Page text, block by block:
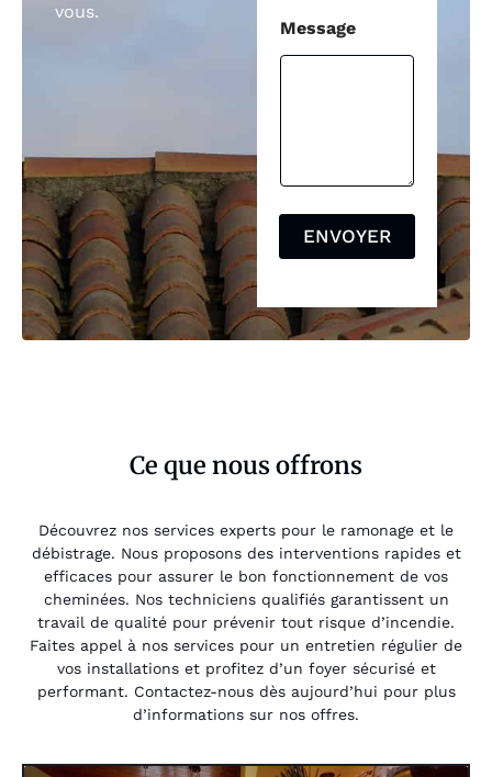
vous.
Message
ENVOYER
Ce que nous offrons
Découvrez nos services experts pour le ramonage et le
débistrage. Nous proposons des interventions rapides et
efficaces pour assurer le bon fonctionnement de vos
cheminées. Nos techniciens qualifiés garantissent un
travail de qualité pour prévenir tout risque d’incendie.
Faites appel à nos services pour un entretien régulier de
vos installations et profitez d’un foyer sécurisé et
performant. Contactez-nous dès aujourd’hui pour plus
d’informations sur nos offres.